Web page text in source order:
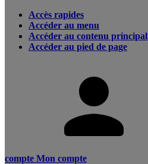
Accès rapides
Accéder au menu
Accéder au contenu principal
Accéder au pied de page
compte Mon compte